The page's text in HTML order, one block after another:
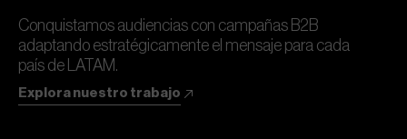
Conquistamos audiencias con campañas B2B
adaptando estratégicamente el mensaje para cada
país de LATAM.
Explora nuestro trabajo